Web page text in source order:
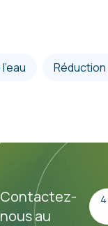
Contactez-
nous au